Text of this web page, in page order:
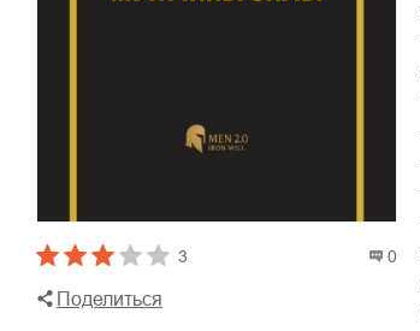
3 0
Поделиться